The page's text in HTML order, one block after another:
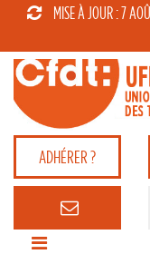
MISE À JOUR : 7
ADHÉRER ?